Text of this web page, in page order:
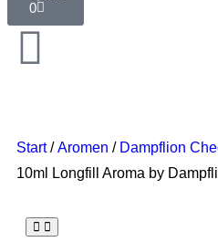
0
Start/Aromen / Dampflion
10ml Longfill Aroma by